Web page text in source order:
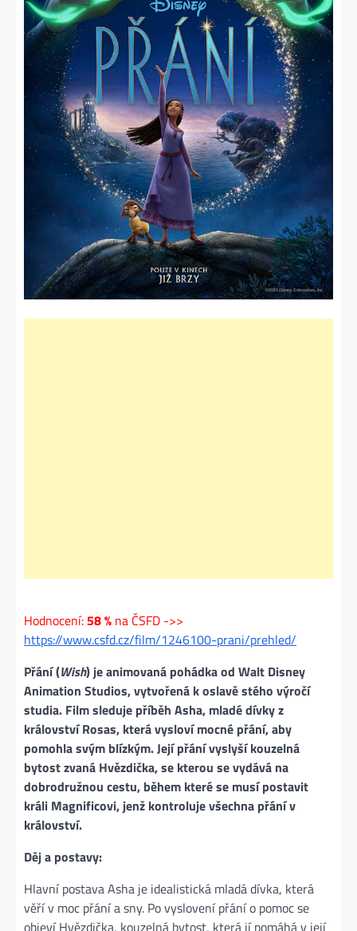
Hodnocení:58 % na ČSFD ->>
https://www.csfd.cz/film/1246100-prani/prehled/
Přání (Wish) je animovaná pohádka od Walt Disney
Animation Studios, vytvořená k oslavě stého výročí
studia. Film sleduje příběh Asha, mladé dívky z
království Rosas, která vysloví mocné přání, aby
pomohla svým blízkým. Její přání vyslyší kouzelná
bytost zvaná Hvězdička, se kterou se vydává na
dobrodružnou cestu, během které se musí postavit
králi Magnificovi, jenž kontroluje všechna přání v
království​.
Děj a postavy:
Hlavní postava Asha je idealistická mladá dívka, která
věří v moc přání a sny. Po vyslovení přání o pomoc se